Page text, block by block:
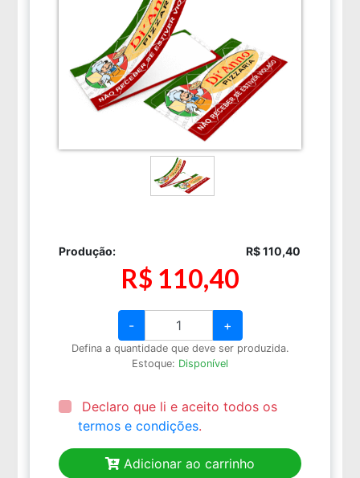
- +
Defina a quantidade que deve ser produzida.
Estoque: Disponível
Declaro que li e aceito todos os
termos e condições.
Adicionar ao carrinho
Produção: R$ 110,40
R$ 110,40